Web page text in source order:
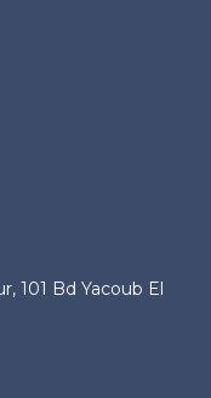
101 Bd Yacoub El